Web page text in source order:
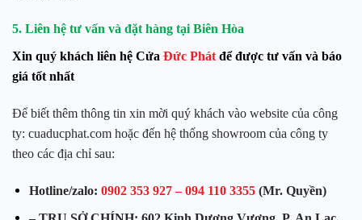
5. Liên hệ tư vấn và đặt hàng tại Biên Hòa
Xin quý khách liên hệ Cửa Đức Phát để được tư vấn và báo
giá tốt nhất
Để biết thêm thông tin xin mời quý khách vào website của công
ty: cuaducphat.com hoặc đến hệ thống showroom của công ty
theo các địa chỉ sau:
Hotline/zalo: 0902 353 927–094 110 3355 (Mr. Quyền)